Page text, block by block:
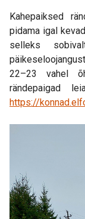
Kahepaiksed
pidama igal
selleks
22–23 vahel
rändepaigad
https://